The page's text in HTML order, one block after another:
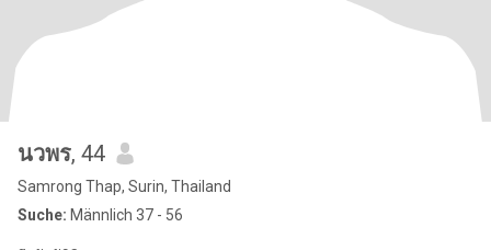
นวพร, 44
Samrong Thap, Surin, Thailand
Suche: Männlich 37 - 56